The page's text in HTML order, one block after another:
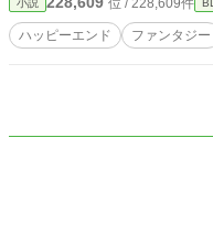
小説 位 / 228,609件 BL
ハッピーエンド ファンタジー